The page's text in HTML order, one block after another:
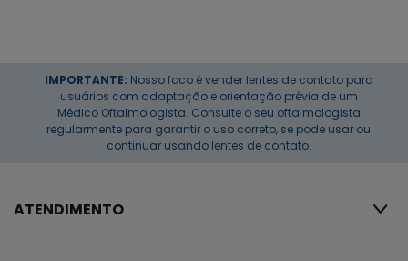
IMPORTANTE: Nosso foco é vender lentes de contato para
usuários com adaptação e orientação prévia de um
Médico Oftalmologista. Consulte o seu oftalmologista
regularmente para garantir o uso correto, se pode usar ou
continuar usando lentes de contato.
ATENDIMENTO